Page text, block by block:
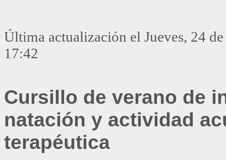
Última actualización el Jueves, 24
17:42
Cursillo de verano de
natación y actividad
terapéutica